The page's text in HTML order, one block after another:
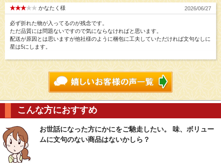
かなたく様 2026/06/27
必ず折れた物が入ってるのが残念です。
ただ品質には問題ないですので気にならなければと思います。
配送が原因とは思いますが他社様のように梱包に工夫していただければ文句なしに
星は5にします。
こんな方におすすめ
お世話になった方にかにをご馳走したい。 味、ボリュー
ムに文句のない商品はないかしら？